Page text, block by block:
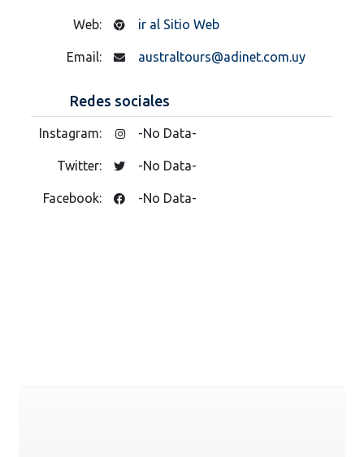
Web: ir al Sitio Web
Email: australtours@adinet.com.uy
Redes sociales
Instagram: -No Data-
Twitter: -No Data-
Facebook: -No Data-